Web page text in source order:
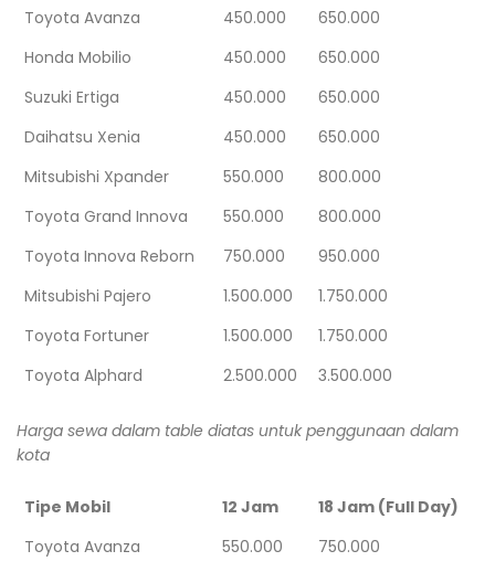
Toyota Avanza
450.000
650.000
Honda Mobilio
450.000
650.000
Suzuki Ertiga
450.000
650.000
Daihatsu Xenia
450.000
650.000
Mitsubishi Xpander
550.000
800.000
Toyota Grand Innova
550.000
800.000
Toyota Innova Reborn
750.000
950.000
Mitsubishi Pajero
1.500.000
1.750.000
Toyota Fortuner
1.500.000
1.750.000
Toyota Alphard
2.500.000 3.500.000
Harga sewa dalam table diatas untuk penggunaan dalam
kota
Tipe Mobil 12 Jam
18 Jam (Full Day)
Toyota Avanza
550.000 750.000